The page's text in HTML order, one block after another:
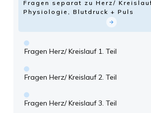
Fragen separat zu Herz/
Physiologie, Blutdruck + Puls
Fragen Herz/ Kreislauf 1. Teil
Fragen Herz/ Kreislauf 2. Teil
Fragen Herz/ Kreislauf 3. Teil